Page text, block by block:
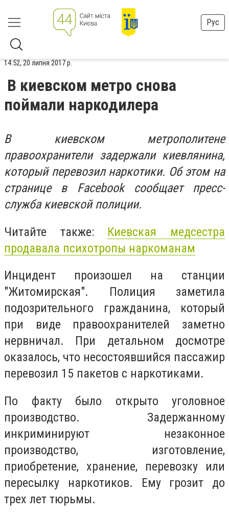
Рус
14:52, 20 липня 2017 р.
В киевском метро снова
поймали наркодилера
В киевском метрополитене
правоохранители задержали киевлянина,
который перевозил наркотики. Об этом на
странице в Facebook сообщает пресс-
служба киевской полиции.
Читайте также: Киевская медсестра
продавала психотропы наркоманам
Инцидент произошел на станции
"Житомирская". Полиция заметила
подозрительного гражданина, который
при виде правоохранителей заметно
нервничал. При детальном досмотре
оказалось, что несостоявшийся пассажир
перевозил 15 пакетов с наркотиками.
По факту было открыто уголовное
производство. Задержанному
инкриминируют незаконное
производство, изготовление,
приобретение, хранение, перевозку или
пересылку наркотиков. Ему грозит до
трех лет тюрьмы.